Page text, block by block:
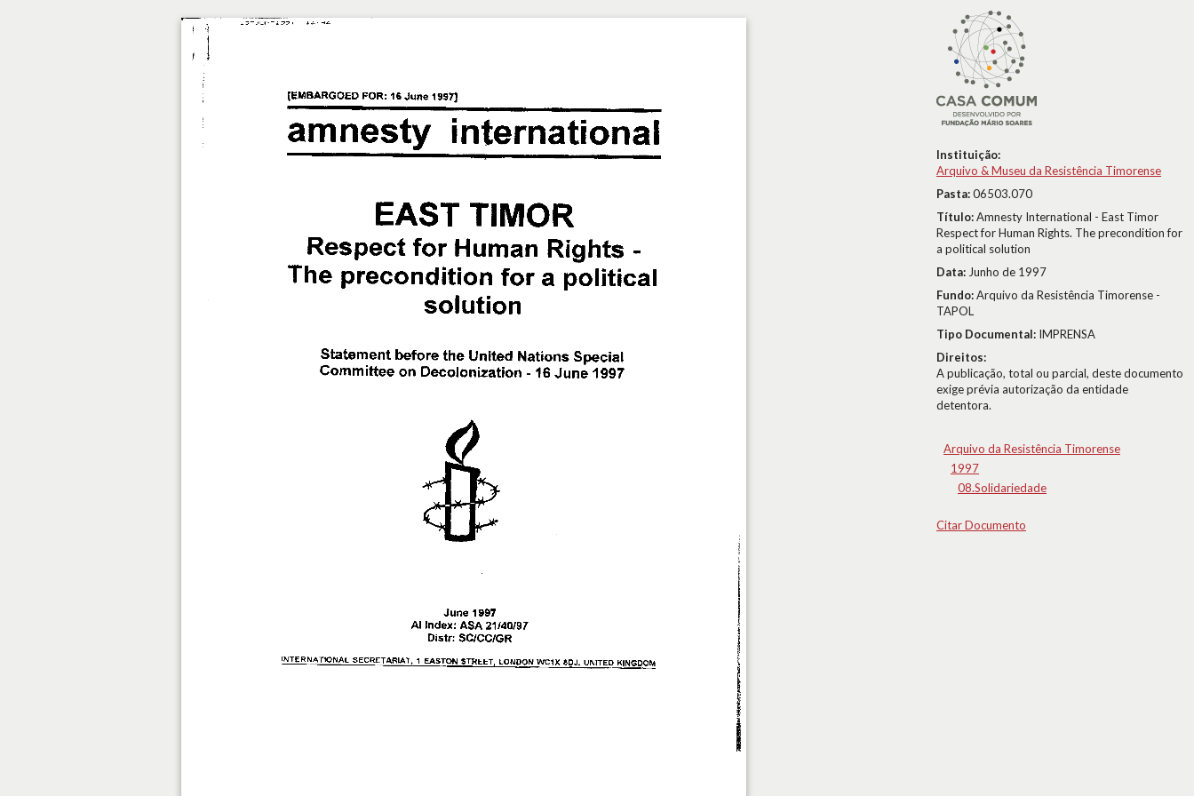
Instituição:
Arquivo & Museu da Resistência Timorense
Pasta:06503.070
Título:Amnesty International - East Timor
Respect for Human Rights. The precondition for
a political solution
Data: Junho de 1997
Fundo:Arquivo da Resistência Timorense -
TAPOL
Tipo Documental: IMPRENSA
Direitos:
A publicação, total ou parcial, deste documento
exige prévia autorização da entidade
detentora.
Arquivo da Resistência Timorense
1997
08.Solidariedade
Citar Documento